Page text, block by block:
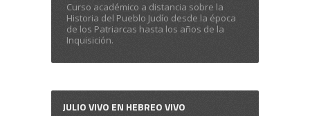
Curso académico a distancia sobre la
Historia del Pueblo Judío desde la época
de los Patriarcas hasta los años de la
Inquisición.
JULIO VIVO EN HEBREO VIVO